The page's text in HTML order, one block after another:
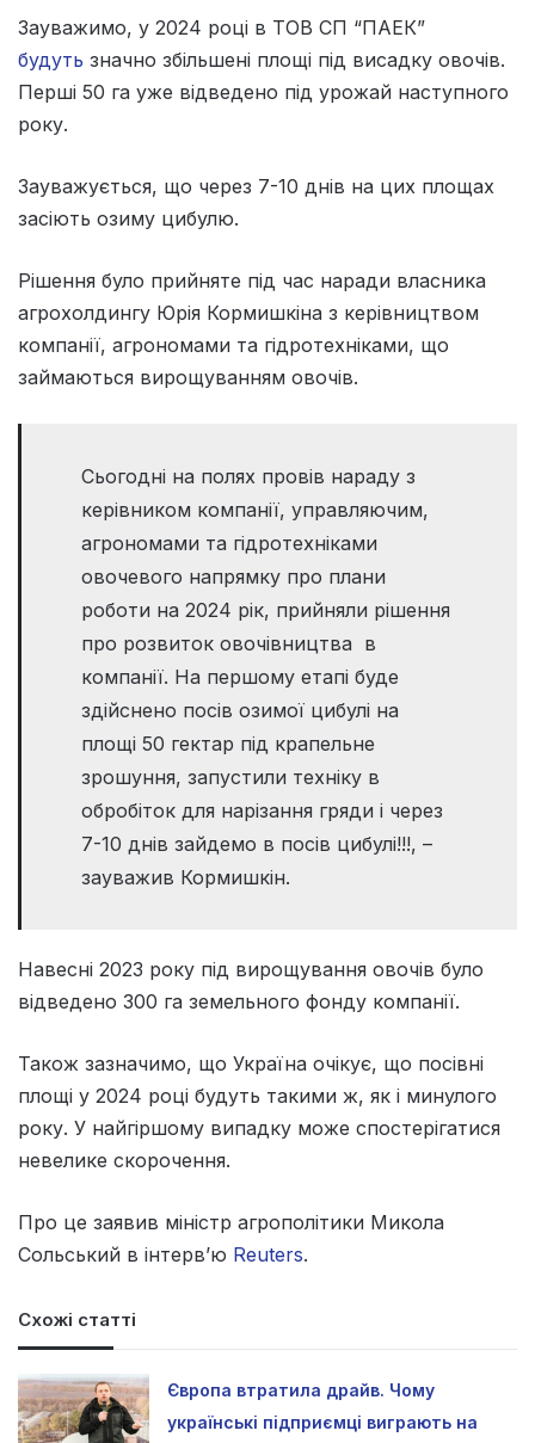
Зауважимо, у 2024 році в ТОВ СП “ПАЕК”
будуть значно збільшені площі під висадку овочів.
Перші 50 га уже відведено під урожай наступного
року.
Зауважується, що через 7-10 днів на цих площах
засіють озиму цибулю.
Рішення було прийняте під час наради власника
агрохолдингу Юрія Кормишкіна з керівництвом
компанії, агрономами та гідротехніками, що
займаються вирощуванням овочів.
Сьогодні на полях провів нараду з
керівником компанії, управляючим,
агрономами та гідротехніками
овочевого напрямку про плани
роботи на 2024 рік, прийняли рішення
про розвиток овочівництва в
компанії. На першому етапі буде
здійснено посів озимої цибулі на
площі 50 гектар під крапельне
зрошуння, запустили техніку в
обробіток для нарізання гряди і через
7-10 днів зайдемо в посів цибулі!!!, –
зауважив Кормишкін.
Навесні 2023 року під вирощування овочів було
відведено 300 га земельного фонду компанії.
Також зазначимо, що Україна очікує, що посівні
площі у 2024 році будуть такими ж, як і минулого
року. У найгіршому випадку може спостерігатися
невелике скорочення.
Про це заявив міністр агрополітики Микола
Сольський в інтерв’ю Reuters.
Схожі статті
Європа втратила драйв. Чому
українські підприємці виграють на